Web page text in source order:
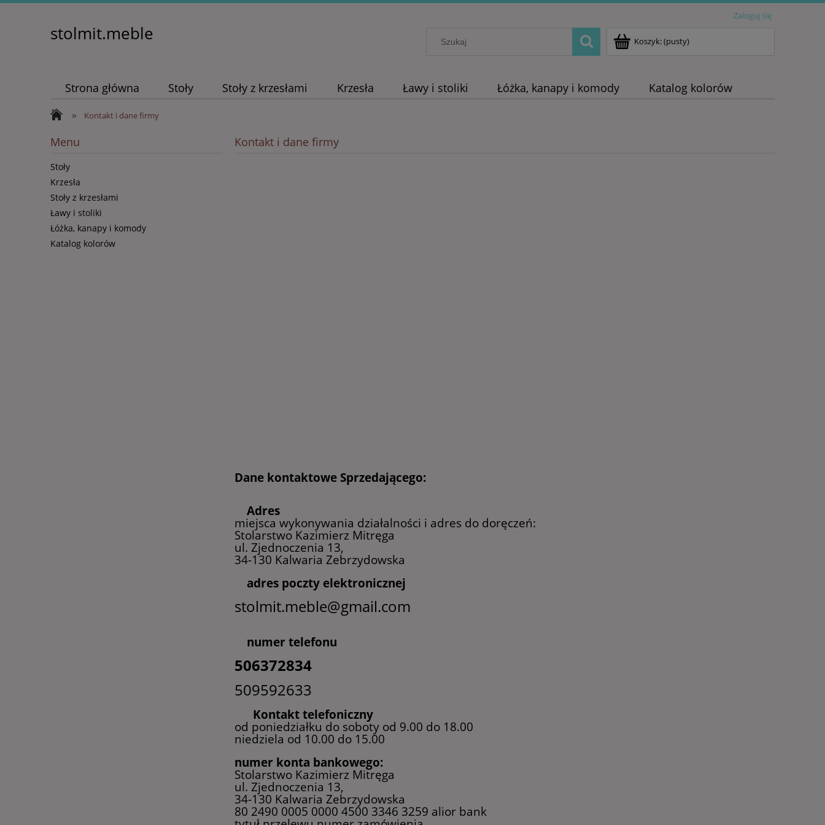
Zaloguj się
stolmit.meble Koszyk:(pusty)
Strona główna Stoły Stoły z krzesłami Krzesła Ławy i stoliki Łóżka, kanapy i komody Katalog kolorów
» Kontakt i dane firmy
Menu
Stoły
Krzesła
Stoły z krzesłami
Ławy i stoliki
Łóżka, kanapy i komody
Katalog kolorów
Kontakt i dane firmy
Dane kontaktowe Sprzedającego:
Adres
miejsca wykonywania działalności i adres do doręczeń:
Stolarstwo Kazimierz Mitręga
ul. Zjednoczenia 13,
34-130 Kalwaria Zebrzydowska
adres poczty elektronicznej
stolmit.meble@gmail.com
numer telefonu
506372834
509592633
Kontakt telefoniczny
od poniedziałku do soboty od 9.00 do 18.00
niedziela od 10.00 do 15.00
numer konta bankowego:
Stolarstwo Kazimierz Mitręga
ul. Zjednoczenia 13,
34-130 Kalwaria Zebrzydowska
80 2490 0005 0000 4500 3346 3259 alior bank